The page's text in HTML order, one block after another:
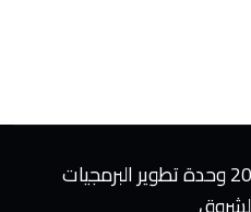
جميع الحقوق محفوظة © 2025 وحدة تطوير البرمجيات